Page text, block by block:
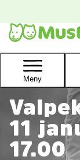
Kontakt
kundeservice
Meny
11
17.00